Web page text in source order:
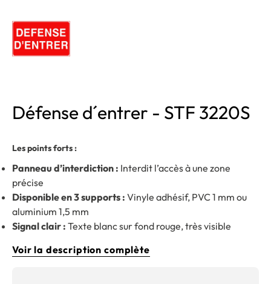
Défense d´entrer - STF 3220S
Les points forts :
Panneau d’interdiction : Interdit l’accès à une zone
précise
Disponible en 3 supports : Vinyle adhésif, PVC 1 mm ou
aluminium 1,5 mm
Signal clair : Texte blanc sur fond rouge, très visible
Voir la description complète